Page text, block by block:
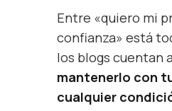
Entre «quiero mi
confianza» está
los blogs cuentan
mantenerlo con
cualquier